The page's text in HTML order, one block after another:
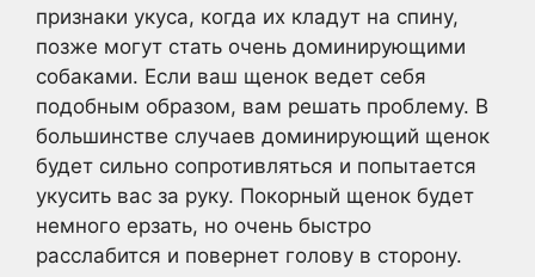
признаки укуса, когда их кладут на спину,
позже могут стать очень доминирующими
собаками. Если ваш щенок ведет себя
подобным образом, вам решать проблему. В
большинстве случаев доминирующий щенок
будет сильно сопротивляться и попытается
укусить вас за руку. Покорный щенок будет
немного ерзать, но очень быстро
расслабится и повернет голову в сторону.